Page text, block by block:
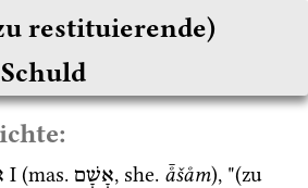
restituierende)
Schuld
‎ I (mas. אָשָׁם, she. å̄šåm), "(zu